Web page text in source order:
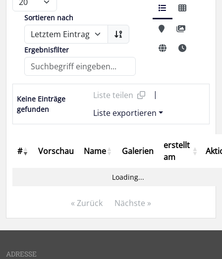
Sortieren nach
Ergebnisfilter
Keine Einträge
gefunden
Liste teilen
|
Liste exportieren
# Vorschau Name Galerien
erstellt
am
Loading...
« Zurück Nächste »
ADRESSE